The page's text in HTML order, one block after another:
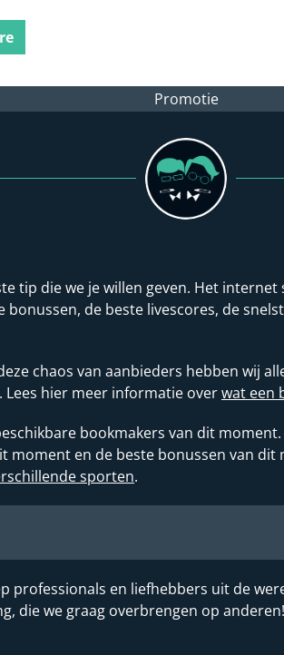
Promotie
tip die we je willen geven. Het
bonussen, de beste livescores, de
chaos van aanbieders hebben wij
hier meer informatie overwat een
bookmakers van dit moment.
moment en de beste bonussen van
sporten.
professionals en liefhebbers uit de
die we graag overbrengen op